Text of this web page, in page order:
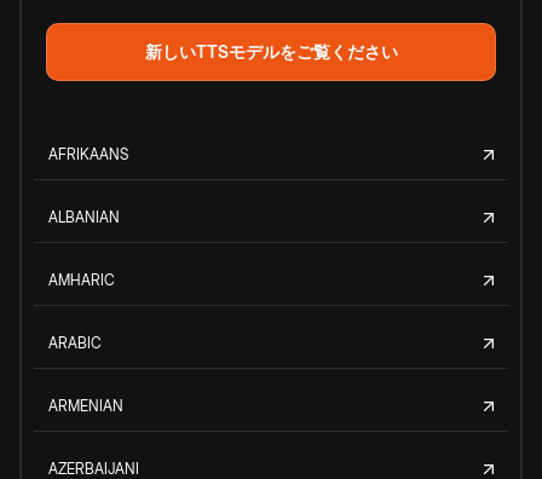
新しいTTSモデルをご覧ください
AFRIKAANS
ALBANIAN
AMHARIC
ARABIC
ARMENIAN
AZERBAIJANI